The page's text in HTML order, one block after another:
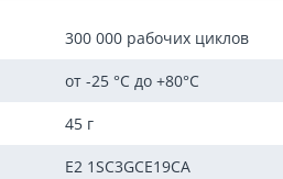
300 000 рабочих циклов
от -25 °C до +80°C
45 г
E2 1SC3GCE19CA